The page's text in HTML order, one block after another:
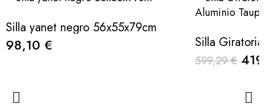
Silla yanet negro 56x55x79cm
98,10 €
599,29 €